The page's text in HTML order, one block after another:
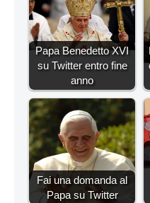
Papa Benedetto XVI
su Twitter entro fine
anno
Fai una domanda al
Papa su Twitter